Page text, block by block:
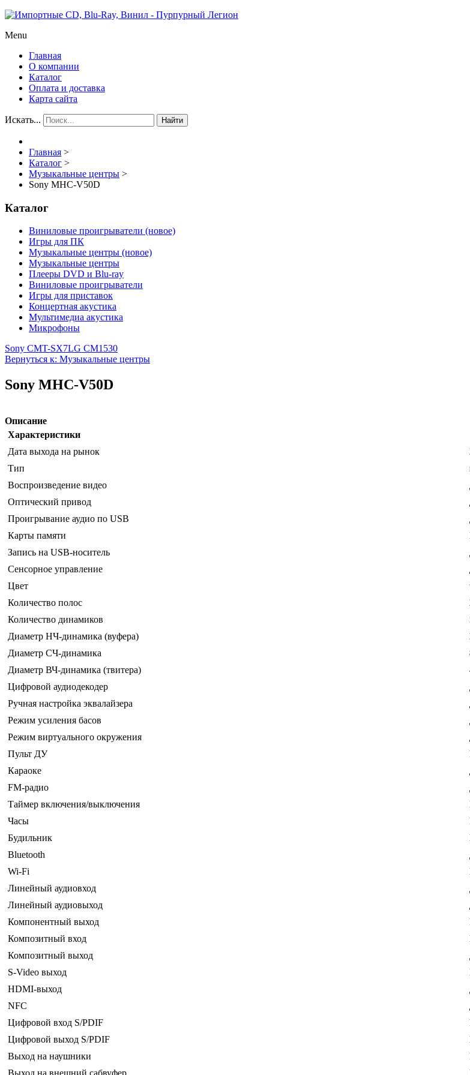
Menu
Главная
О компании
Каталог
Оплата и доставка
Карта сайта
Искать... Найти
Главная >
Каталог >
Музыкальные центры >
Sony MHC-V50D
Каталог
Виниловые проигрыватели (новое)
Игры для ПК
Музыкальные центры (новое)
Музыкальные центры
Плееры DVD и Blu-ray
Виниловые проигрыватели
Игры для приставок
Концертная акустика
Мультимедиа акустика
Микрофоны
Sony CMT-SX7LG CM1530
Вернуться к: Музыкальные центры
Sony MHC-V50D
Описание
Характеристики
Дата выхода на рынок
Тип
Воспроизведение видео
Оптический привод
Проигрывание аудио по USB
Карты памяти
Запись на USB-носитель
Сенсорное управление
Цвет
Количество полос
Количество динамиков
Диаметр НЧ-динамика (вуфера)
Диаметр СЧ-динамика
Диаметр ВЧ-динамика (твитера)
Цифровой аудиодекодер
Ручная настройка эквалайзера
Режим усиления басов
Режим виртуального окружения
Пульт ДУ
Караоке
FM-радио
Таймер включения/выключения
Часы
Будильник
Bluetooth
Wi-Fi
Линейный аудиовход
Линейный аудиовыход
Компонентный выход
Композитный вход
Композитный выход
S-Video выход
HDMI-выход
NFC
Цифровой вход S/PDIF
Цифровой выход S/PDIF
Выход на наушники